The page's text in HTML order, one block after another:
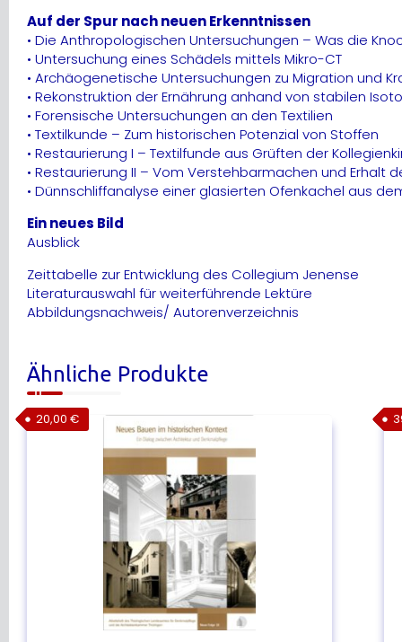
Auf der Spur nach neuen Erkenntnissen
• Die Anthropologischen Untersuchungen – Was die
• Untersuchung eines Schädels mittels Mikro-CT
• Archäogenetische Untersuchungen zu Migration und
• Rekonstruktion der Ernährung anhand von stabilen
• Forensische Untersuchungen an den Textilien
• Textilkunde – Zum historischen Potenzial von Stoffen
• Restaurierung I – Textilfunde aus Grüften der
• Restaurierung II – Vom Verstehbarmachen und Erhalt
• Dünnschliffanalyse einer glasierten Ofenkachel aus
Ein neues Bild
Ausblick
Zeittabelle zur Entwicklung des Collegium Jenense
Literaturauswahl für weiterführende Lektüre
Abbildungsnachweis/ Autorenverzeichnis
Ähnliche Produkte
20,00 €